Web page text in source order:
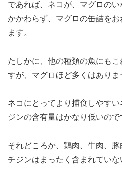
であれば、ネコが、マグロの
かかわらず、マグロの缶詰を
ます。
たしかに、他の種類の魚にも
すが、マグロほど多くはありま
ネコにとってより捕食しやす
ジンの含有量はかなり低いので
それどころか、鶏肉、牛肉、
チジンはまったく含まれていな